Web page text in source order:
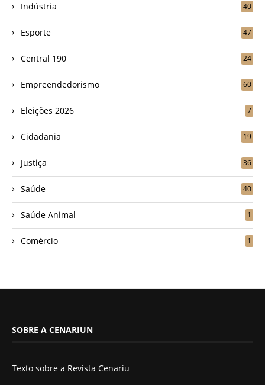
Indústria 40
Esporte 47
Central 190 24
Empreendedorismo 60
Eleições 2026 7
Cidadania 19
Justiça 36
Saúde 40
Saúde Animal 1
Comércio 1
SOBRE A CENARIUN
Texto sobre a Revista Cenariu